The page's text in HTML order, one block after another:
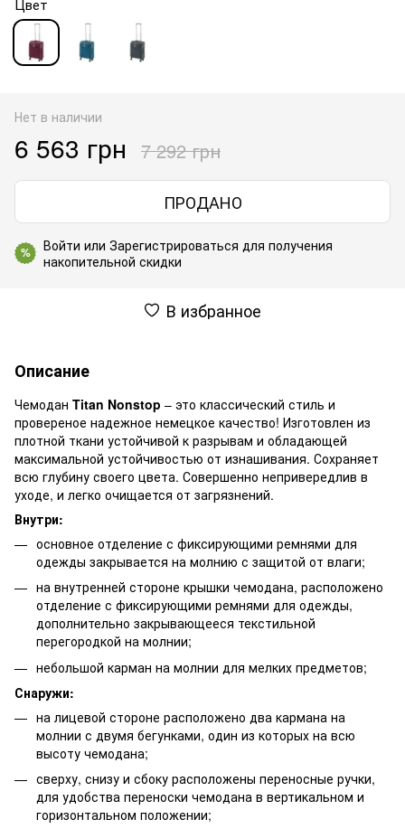
Цвет
Нет в наличии
6 563 грн 7 292 грн
ПРОДАНО
% Войти или Зарегистрироваться для получения
накопительной скидки
В избранное
Описание
Чемодан Titan Nonstop – это классический стиль и
провереное надежное немецкое качество! Изготовлен из
плотной ткани устойчивой к разрывам и обладающей
максимальной устойчивостью от изнашивания. Сохраняет
всю глубину своего цвета. Совершенно непривередлив в
уходе, и легко очищается от загрязнений.
Внутри:
основное отделение с фиксирующими ремнями для
одежды закрывается на молнию с защитой от влаги;
на внутренней стороне крышки чемодана, расположено
отделение с фиксирующими ремнями для одежды,
дополнительно закрывающееся текстильной
перегородкой на молнии;
небольшой карман на молнии для мелких предметов;
Снаружи:
на лицевой стороне расположено два кармана на
молнии с двумя бегунками, один из которых на всю
высоту чемодана;
сверху, снизу и сбоку расположены переносные ручки,
для удобства переноски чемодана в вертикальном и
горизонтальном положении;